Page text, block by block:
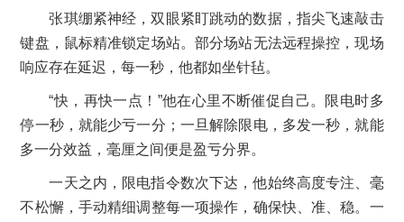
张琪绷紧神经，双眼紧盯跳动的数据，指尖飞速敲击
键盘，鼠标精准锁定场站。部分场站无法远程操控，现场
响应存在延迟，每一秒，他都如坐针毡。
“快，再快一点！”他在心里不断催促自己。限电时多
停一秒，就能少亏一分；一旦解除限电，多发一秒，就能
多一分效益，毫厘之间便是盈亏分界。
一天之内，限电指令数次下达，他始终高度专注、毫
不松懈，手动精细调整每一项操作，确保快、准、稳。一